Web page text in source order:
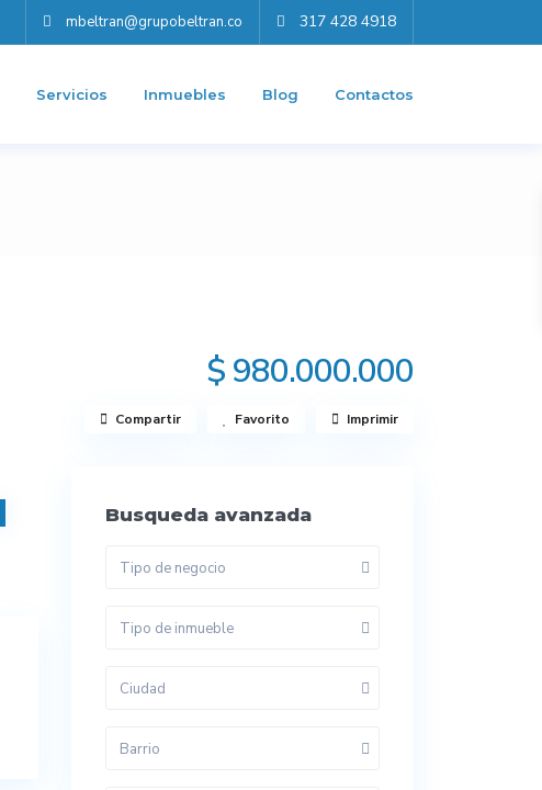
mbeltran@grupobeltran.co 317 428 4918
Servicios Inmuebles Blog Contactos
$ 980.000.000
Compartir Favorito Imprimir
Busqueda avanzada
Tipo de negocio
Tipo de inmueble
Ciudad
Barrio